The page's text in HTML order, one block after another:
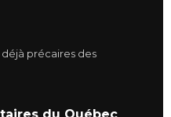
précaires des